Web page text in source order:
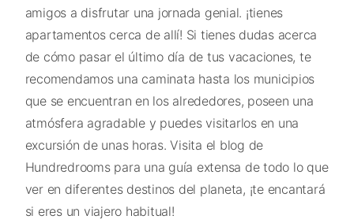
amigos a disfrutar una jornada genial. ¡tienes
apartamentos cerca de allí! Si tienes dudas acerca
de cómo pasar el último día de tus vacaciones, te
recomendamos una caminata hasta los municipios
que se encuentran en los alrededores, poseen una
atmósfera agradable y puedes visitarlos en una
excursión de unas horas. Visita el blog de
Hundredrooms para una guía extensa de todo lo que
ver en diferentes destinos del planeta, ¡te encantará
si eres un viajero habitual!